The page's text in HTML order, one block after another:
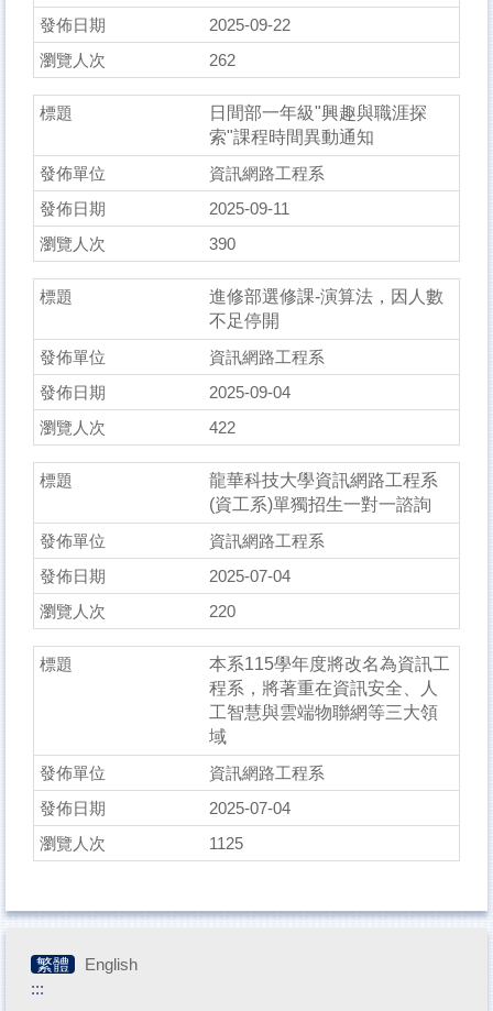
2025-09-22
262
日間部一年級"興趣與職涯探
索"課程時間異動通知
資訊網路工程系
2025-09-11
390
進修部選修課-演算法，因人數
不足停開
資訊網路工程系
2025-09-04
422
龍華科技大學資訊網路工程系
(資工系)單獨招生一對一諮詢
資訊網路工程系
2025-07-04
220
本系115學年度將改名為資訊工
程系，將著重在資訊安全、人
工智慧與雲端物聯網等三大領
域
資訊網路工程系
2025-07-04
1125
繁體
English
:::